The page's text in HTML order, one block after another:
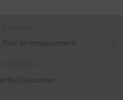
de remplacement
Saisonnier